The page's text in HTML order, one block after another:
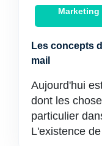
Marketing
Les concepts
mail
Aujourd'hui
dont les
particulier
L'existence